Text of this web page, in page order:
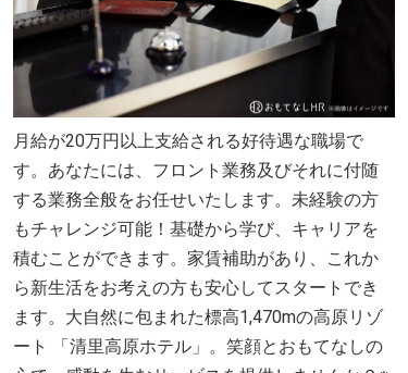
月給が20万円以上支給される好待遇な職場で
す。あなたには、フロント業務及びそれに付随
する業務全般をお任せいたします。未経験の方
もチャレンジ可能！基礎から学び、キャリアを
積むことができます。家賃補助があり、これか
ら新生活をお考えの方も安心してスタートでき
ます。大自然に包まれた標高1,470mの高原リゾ
ート 「清里高原ホテル」。笑顔とおもてなしの